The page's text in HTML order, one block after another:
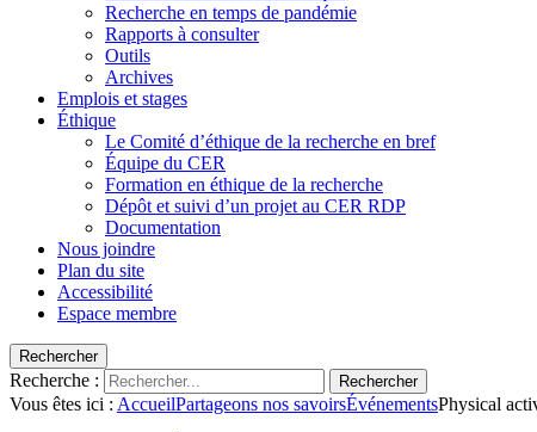
Recherche en temps de pandémie
Rapports à consulter
Outils
Archives
Emplois et stages
Éthique
Le Comité d’éthique de la recherche en bref
Équipe du CER
Formation en éthique de la recherche
Dépôt et suivi d’un projet au CER RDP
Documentation
Nous joindre
Plan du site
Accessibilité
Espace membre
Rechercher
Recherche : Rechercher
Vous êtes ici : AccueilPartageons nos savoirsÉvénementsPhysical